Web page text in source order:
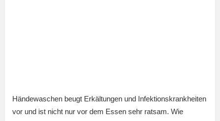
Händewaschen beugt Erkältungen und Infektionskrankheiten
vor und ist nicht nur vor dem Essen sehr ratsam. Wie